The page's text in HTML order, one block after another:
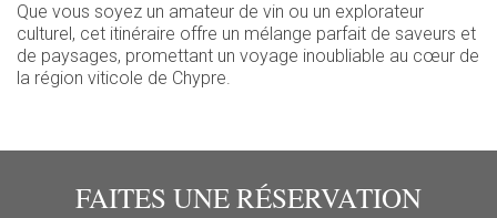
Que vous soyez un amateur de vin ou un explorateur
culturel, cet itinéraire offre un mélange parfait de saveurs et
de paysages, promettant un voyage inoubliable au cœur de
la région viticole de Chypre.
FAITES UNE RÉSERVATION